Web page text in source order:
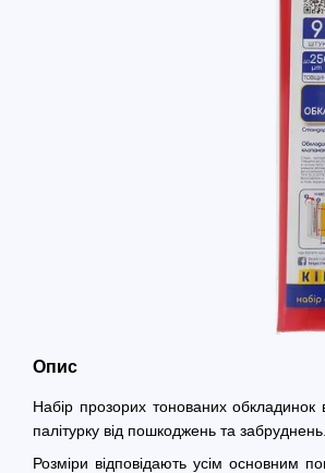
Опис
Набір прозорих тонованих обкладинок
палітурку від пошкоджень та
Розміри відповідають усім основним